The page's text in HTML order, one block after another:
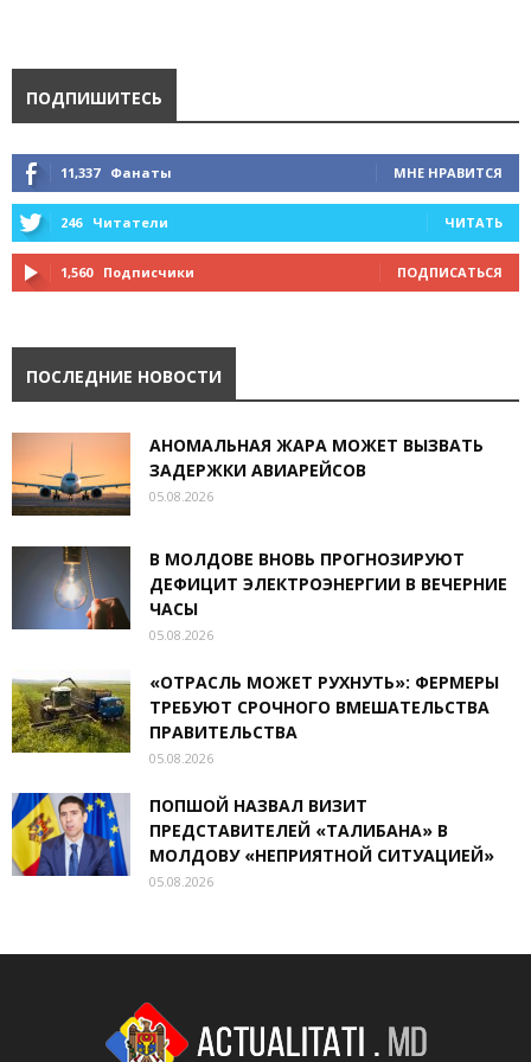
ПОДПИШИТЕСЬ
11,337 Фанаты МНЕ НРАВИТСЯ
246 Читатели ЧИТАТЬ
1,560 Подписчики ПОДПИСАТЬСЯ
ПОСЛЕДНИЕ НОВОСТИ
АНОМАЛЬНАЯ ЖАРА МОЖЕТ ВЫЗВАТЬ
ЗАДЕРЖКИ АВИАРЕЙСОВ
05.08.2026
В МОЛДОВЕ ВНОВЬ ПРОГНОЗИРУЮТ
ДЕФИЦИТ ЭЛЕКТРОЭНЕРГИИ В ВЕЧЕРНИЕ
ЧАСЫ
05.08.2026
«ОТРАСЛЬ МОЖЕТ РУХНУТЬ»: ФЕРМЕРЫ
ТРЕБУЮТ СРОЧНОГО ВМЕШАТЕЛЬСТВА
ПРАВИТЕЛЬСТВА
05.08.2026
ПОПШОЙ НАЗВАЛ ВИЗИТ
ПРЕДСТАВИТЕЛЕЙ «ТАЛИБАНА» В
МОЛДОВУ «НЕПРИЯТНОЙ СИТУАЦИЕЙ»
05.08.2026